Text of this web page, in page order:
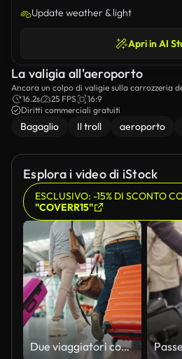
Update weather & light
Apri in AI
La valigia all'aeroporto
Ancora un colpo di valigie sulla carrozzeria
vicinanze in attesa del loro arrivo.
16.2s 25 FPS
16:9
Diritti commerciali gratuiti
Bagaglio Il troll aeroporto
Esplora i video di iStock
ESCLUSIVO: -15% DI SCONTO
"COVERR15"
Due viaggiatori con bagagli a piedi al terminal dell'edificio dell'aeroporto, primo piano di valigie luminose